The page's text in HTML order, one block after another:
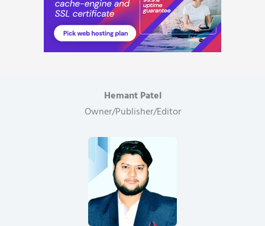
Hemant Patel
Owner/Publisher/Editor